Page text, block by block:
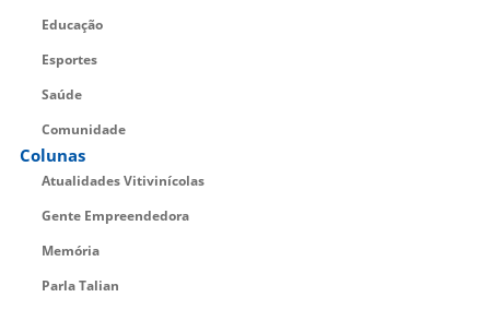
Educação
Esportes
Saúde
Comunidade
Colunas
Atualidades Vitivinícolas
Gente Empreendedora
Memória
Parla Talian